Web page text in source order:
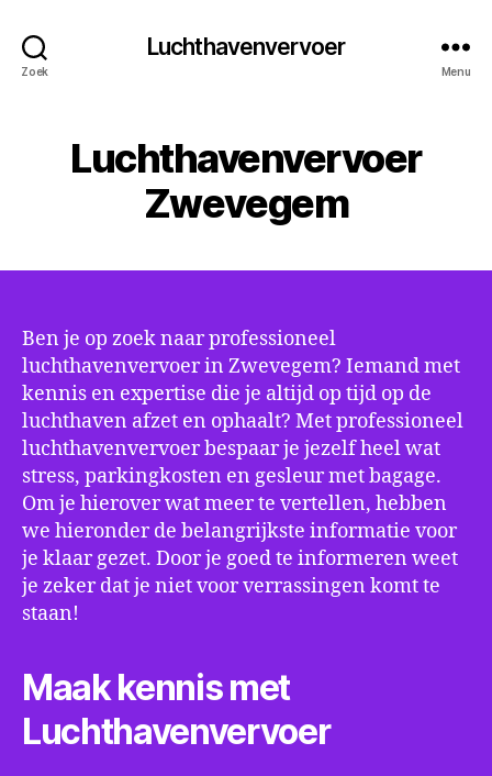
Zoek
Luchthavenvervoer
Menu
Luchthavenvervoer
Zwevegem
Ben je op zoek naar professioneel
luchthavenvervoer in Zwevegem? Iemand met
kennis en expertise die je altijd op tijd op de
luchthaven afzet en ophaalt? Met professioneel
luchthavenvervoer bespaar je jezelf heel wat
stress, parkingkosten en gesleur met bagage.
Om je hierover wat meer te vertellen, hebben
we hieronder de belangrijkste informatie voor
je klaar gezet. Door je goed te informeren weet
je zeker dat je niet voor verrassingen komt te
staan!
Maak kennis met
Luchthavenvervoer